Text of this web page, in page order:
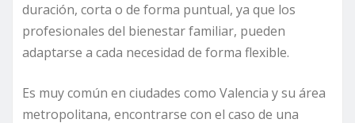
duración, corta o de forma puntual, ya que los
profesionales del bienestar familiar, pueden
adaptarse a cada necesidad de forma flexible.
Es muy común en ciudades como Valencia y su área
metropolitana, encontrarse con el caso de una